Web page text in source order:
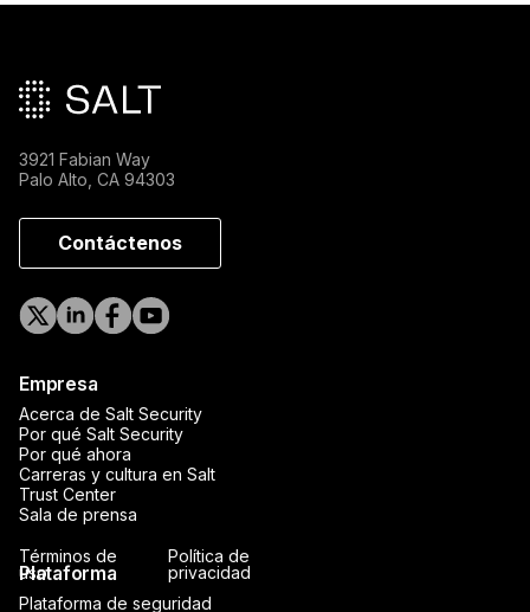
3921 Fabian Way
Palo Alto, CA 94303
Contáctenos
Empresa
Acerca de Salt Security
Por qué Salt Security
Por qué ahora
Carreras y cultura en Salt
Trust Center
Sala de prensa
Plataforma
Plataforma de seguridad
Términos de
uso
Política de
privacidad